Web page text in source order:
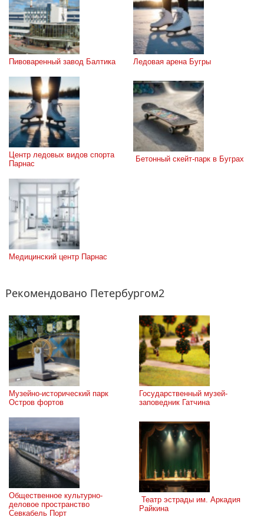
Пивоваренный завод Балтика Ледовая арена Бугры
Центр ледовых видов спорта
Парнас
Бетонный скейт-парк в Буграх
Медицинский центр Парнас
Рекомендовано Петербургом2
Музейно-исторический парк
Остров фортов
Государственный музей-
заповедник Гатчина
Общественное культурно-
деловое пространство
Севкабель Порт
Райкина